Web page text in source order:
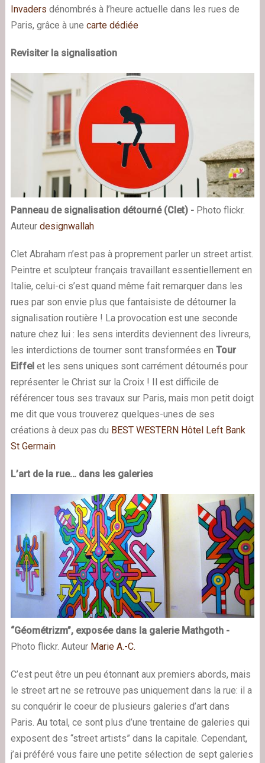
Invaders dénombrés à l’heure actuelle dans les rues de
Paris, grâce à une carte dédiée
Revisiter la signalisation
Panneau de signalisation détourné (Clet) -Photo flickr.
Auteur designwallah
Clet Abraham n’est pas à proprement parler un street artist.
Peintre et sculpteur français travaillant essentiellement en
Italie, celui-ci s’est quand même fait remarquer dans les
rues par son envie plus que fantaisiste de détourner la
signalisation routière ! La provocation est une seconde
nature chez lui : les sens interdits deviennent des livreurs,
les interdictions de tourner sont transformées en Tour
Eiffelet les sens uniques sont carrément détournés pour
représenter le Christ sur la Croix ! Il est difficile de
référencer tous ses travaux sur Paris, mais mon petit doigt
me dit que vous trouverez quelques-unes de ses
créations à deux pas du BEST WESTERN Hôtel Left Bank
St Germain
L’art de la rue… dans les galeries
“Géométrizm”, exposée dans la galerie Mathgoth -
Photo flickr. Auteur Marie A.-C.
C’est peut être un peu étonnant aux premiers abords, mais
le street art ne se retrouve pas uniquement dans la rue: il a
su conquérir le coeur de plusieurs galeries d’art dans
Paris. Au total, ce sont plus d’une trentaine de galeries qui
exposent des “street artists” dans la capitale. Cependant,
j’ai préféré vous faire une petite sélection de sept galeries